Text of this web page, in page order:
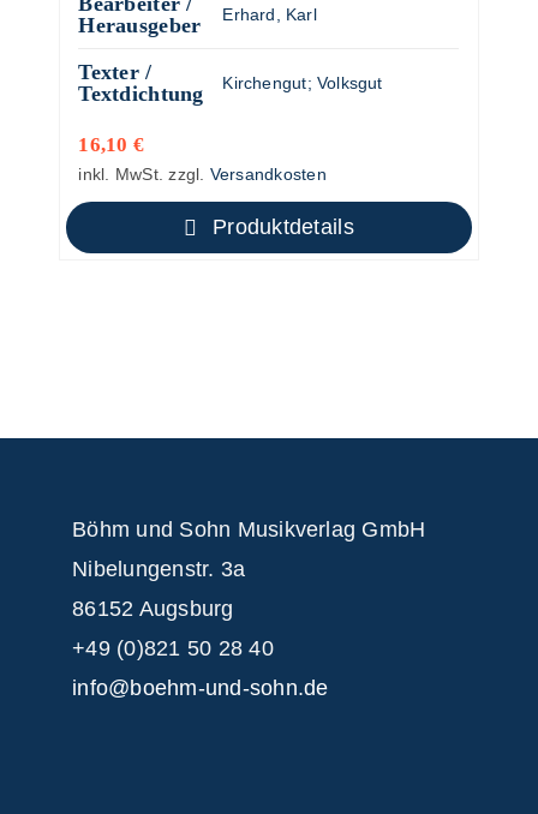
Herausgeber
Erhard, Karl
Texter /
Textdichtung
Kirchengut; Volksgut
16,10 €
inkl. MwSt. zzgl. Versandkosten
Produktdetails
Böhm und Sohn Musikverlag GmbH
Nibelungenstr. 3a
86152 Augsburg
+49 (0)821 50 28 40
info@boehm-und-sohn.de